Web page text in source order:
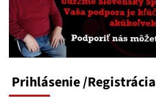
Prihlásenie/Registrácia